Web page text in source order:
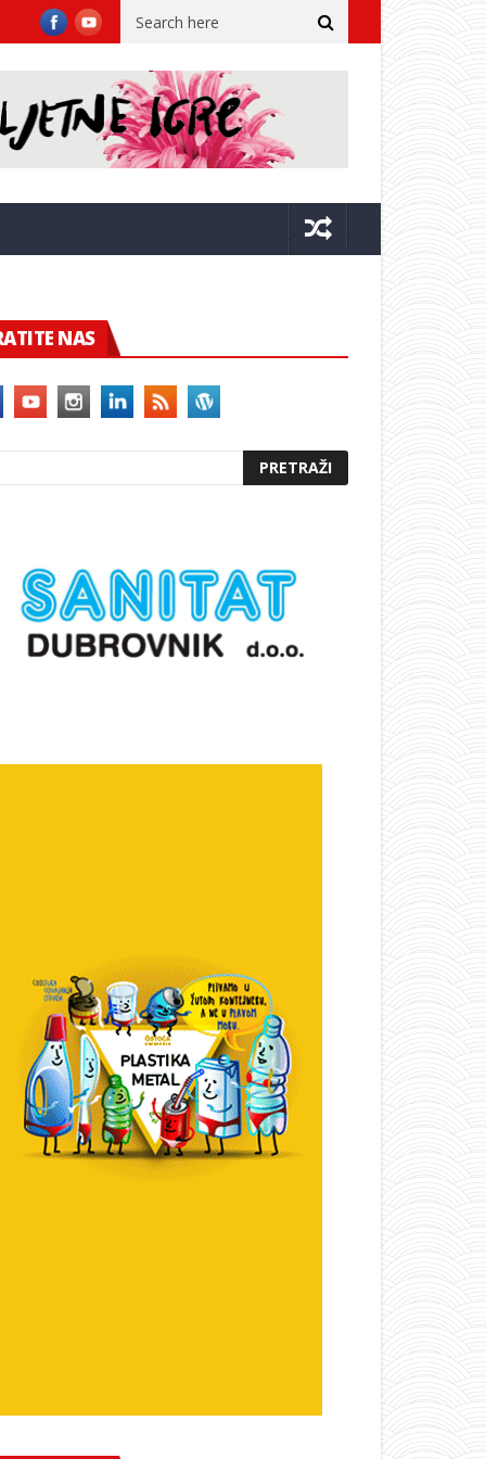
simfonijski orkestar Ekvinocijo ponovno stiže u Posat
NAS